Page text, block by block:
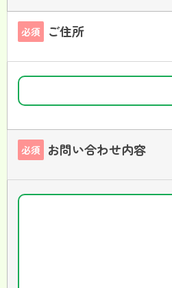
必須 ご住所
必須 お問い合わせ内容